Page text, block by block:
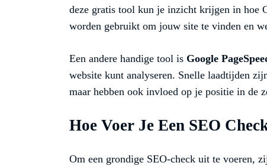
deze gratis tool kun je inzicht krijgen in hoe
worden gebruikt om jouw site te vinden en
Een andere handige tool is Google
website kunt analyseren. Snelle laadtijden
maar hebben ook invloed op je positie in de
Hoe Voer Je Een SEO
Om een grondige SEO-check uit te voeren,